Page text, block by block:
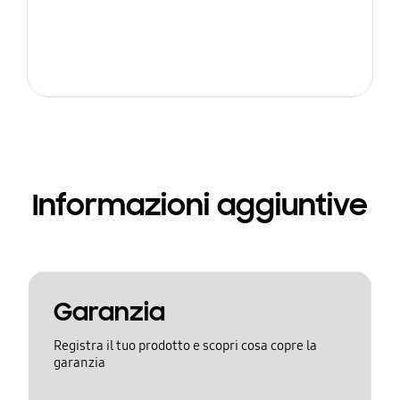
Informazioni aggiuntive
Garanzia
Registra il tuo prodotto e scopri cosa copre la
garanzia